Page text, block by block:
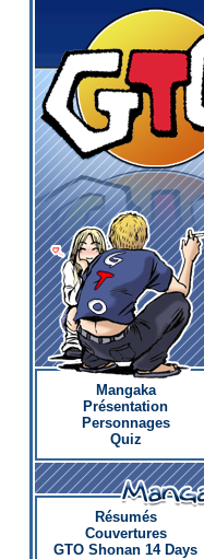
Mangaka
Présentation
Personnages
Quiz
Résumés
Couvertures
GTO Shonan 14 Days